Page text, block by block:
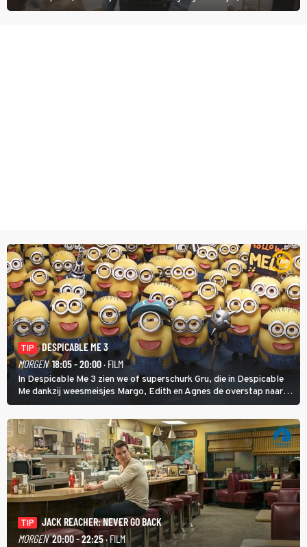
Vergara) beschermen tegen corrupte agenten en moordlustige
TIP
DESPICABLE ME 3
MORGEN 18:05 - 20:00· FILM
In Despicable Me 3 zien we of superschurk Gru, die in Despicable
Me dankzij weesmeisjes Margo, Edith en Agnes de overstap naar
het rechte pad maakte, ook op dat pad weet te blijven.
TIP
JACK REACHER: NEVER GO BACK
MORGEN 20:00 - 22:25· FILM